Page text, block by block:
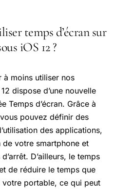
temps d’écran sur
iOS 12 ?
à moins utiliser nos
dispose d’une nouvelle
Temps d’écran. Grâce à
pouvez définir des
des applications,
de votre smartphone et
D’ailleurs, le temps
de réduire le temps que
votre portable, ce qui peut